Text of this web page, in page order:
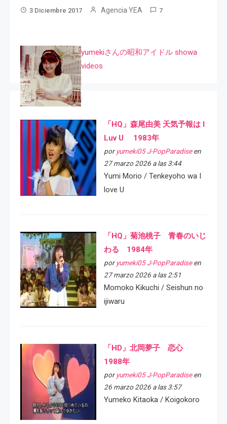
3 Diciembre 2017 Agencia YEA 7
yumekiさんの昭和アイドル showa
videos
「HQ」森尾由美 天気予報は I
Luv U 1983年
por yumeki05 J-PopParadiseen
27 marzo 2026 a las 3:44
Yumi Morio / Tenkeyoho wa I
love U
「HQ」菊池桃子 青春のいじ
わる 1984年
por yumeki05 J-PopParadiseen
27 marzo 2026 a las 2:51
Momoko Kikuchi / Seishun no
ijiwaru
「HD」北岡夢子 恋心
1988年
por yumeki05 J-PopParadiseen
26 marzo 2026 a las 3:57
Yumeko Kitaoka / Koigokoro